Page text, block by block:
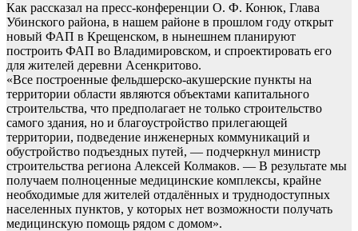
Как рассказал на пресс-конференции О. Ф. Конюк, Глава
Убинского района, в нашем районе в прошлом году открыт
новый ФАП в Крещенском, в нынешнем планируют
построить ФАП во Владимировском, и спроектировать его
для жителей деревни Асенкритово.
«Все построенные фельдшерско-акушерские пункты на
территории области являются объектами капитального
строительства, что предполагает не только строительство
самого здания, но и благоустройство прилегающей
территории, подведение инженерных коммуникаций и
обустройство подъездных путей, — подчеркнул министр
строительства региона Алексей Колмаков. — В результате мы
получаем полноценные медицинские комплексы, крайне
необходимые для жителей отдалённых и труднодоступных
населенных пунктов, у которых нет возможности получать
медицинскую помощь рядом с домом».